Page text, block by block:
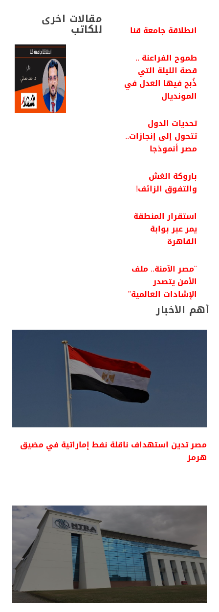
مقالات اخرى
للكاتب
انطلاقة جامعة قنا
طموح الفراعنة ..
قصة الليلة التي
ذُبح فيها العدل في
المونديال
تحديات الدول
تتحول إلى إنجازات..
مصر أنموذجا
باروكة الغش
والتفوق الزائف!
استقرار المنطقة
يمر عبر بوابة
القاهرة
"مصر الآمنة.. ملف
الأمن يتصدر
الإشادات العالمية"
أهم الأخبار
مصر تدين استهداف ناقلة نفط إماراتية في مضيق
هرمز